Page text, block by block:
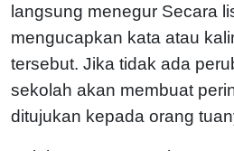
langsung menegur Secara
mengucapkan kata atau
tersebut. Jika tidak ada
sekolah akan membuat
ditujukan kepada orang